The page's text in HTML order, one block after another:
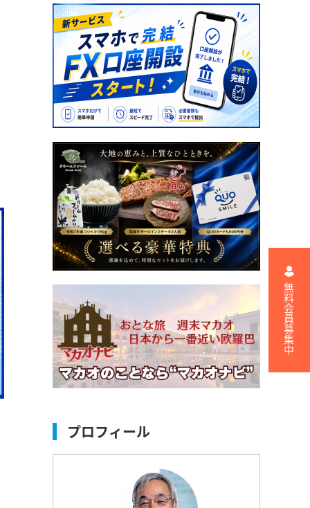
プロフィール
無料会員募集中